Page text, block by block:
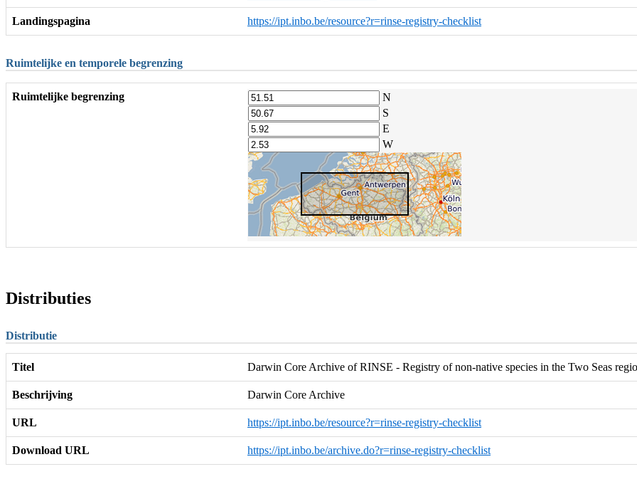
Landingspagina https://ipt.inbo.be/resource?r=rinse-registry-checklist
Ruimtelijke en temporele begrenzing
Ruimtelijke begrenzing
N
S
E
W
Distributies
Distributie
Titel Darwin Core Archive of RINSE - Registry of non-native species in the Two Seas
Beschrijving Darwin Core Archive
URL https://ipt.inbo.be/resource?r=rinse-registry-checklist
Download URL https://ipt.inbo.be/archive.do?r=rinse-registry-checklist